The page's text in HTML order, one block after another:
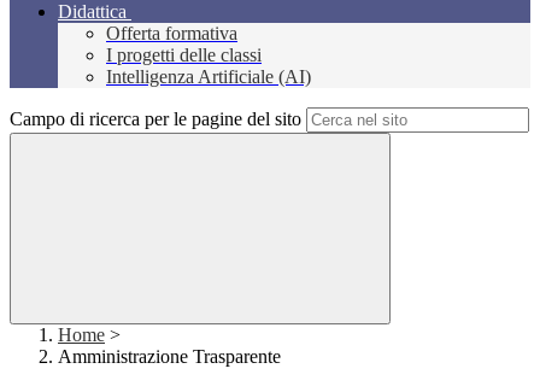
Didattica
Offerta formativa
I progetti delle classi
Intelligenza Artificiale (AI)
Campo di ricerca per le pagine del sito
Home >
Amministrazione Trasparente